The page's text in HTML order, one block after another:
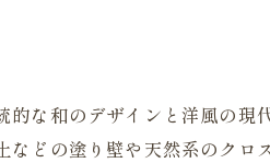
的な和のデザインと洋風の
などの塗り壁や天然系のク